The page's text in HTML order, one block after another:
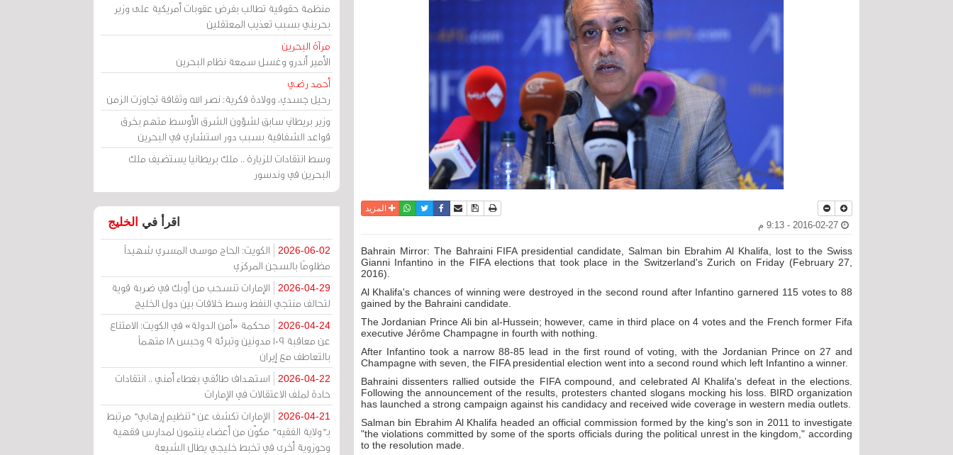
نسخة للطباعة
حفظ الموضوع
أرسل الى صديق
فيسبوكتويترواتسابالمزيد
Bahrain Mirror: The Bahraini FIFA presidential candidate, Salman bin Ebrahim Al Khalifa, lost to the Swiss
Gianni Infantino in the FIFA elections that took place in the Switzerland's Zurich on Friday (February 27,
2016).
Al Khalifa's chances of winning were destroyed in the second round after Infantino garnered 115 votes to 88
gained by the Bahraini candidate.
The Jordanian Prince Ali bin al-Hussein; however, came in third place on 4 votes and the French former Fifa
executive Jérôme Champagne in fourth with nothing.
After Infantino took a narrow 88-85 lead in the first round of voting, with the Jordanian Prince on 27 and
Champagne with seven, the FIFA presidential election went into a second round which left Infantino a winner.
Bahraini dissenters rallied outside the FIFA compound, and celebrated Al Khalifa's defeat in the elections.
Following the announcement of the results, protesters chanted slogans mocking his loss. BIRD organization
has launched a strong campaign against his candidacy and received wide coverage in western media outlets.
Salman bin Ebrahim Al Khalifa headed an official commission formed by the king's son in 2011 to investigate
"the violations committed by some of the sports officials during the political unrest in the kingdom," according
to the resolution made.
منظمة حقوقية تطالب بفرض عقوبات أمريكية على وزير
بحريني بسبب تعذيب المعتقلين
مرآة البحرين
الأمير أندرو وغسل سمعة نظام البحرين
أحمد رضي
رحيل جسدي، وولادة فكرية: نصر الله وثقافة تجاوزت الزمن
وزير بريطاني سابق لشؤون الشرق الأوسط متهم بخرق
قواعد الشفافية بسبب دور استشاري في البحرين
وسط انتقادات للزيارة .. ملك بريطانيا يستضيف ملك
البحرين في وندسور
اقرأ في الخليج
2026-06-02
الكويت: الحاج موسى المسري شهيداً
مظلومًا بالسجن المركزي
2026-04-29
الإمارات تنسحب من أوبك في ضربة قوية
لتحالف منتجي النفط وسط خلافات بين دول الخليج
2026-04-24
محكمة «أمن الدولة» في الكويت: الامتناع
عن معاقبة 109 مدونين وتبرئة 9 وحبس 18 متهماً
بالتعاطف مع إيران
2026-04-22
استهداف طائفي بغطاء أمني .. انتقادات
حادة لملف الاعتقالات في الإمارات
2026-04-21
الإمارات تكشف عن "تنظيم إرهابي" مرتبط
بـ"ولاية الفقيه" مكوّن من أعضاء ينتمون لمدارس فقهية
وحوزوية أخرى في تخبط خليجي يطال الشيعة